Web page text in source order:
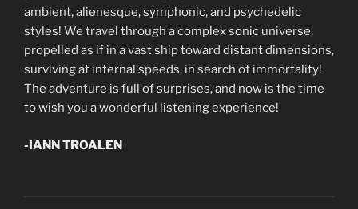
ambient, alienesque, symphonic, and psychedelic
styles! We travel through a complex sonic universe,
propelled as if in a vast ship toward distant dimensions,
surviving at infernal speeds, in search of immortality!
The adventure is full of surprises, and now is the time
to wish you a wonderful listening experience!
-IANN TROALEN